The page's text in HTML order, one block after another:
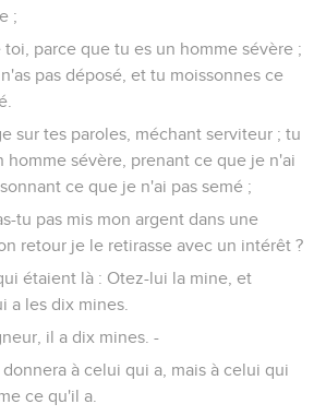
;
toi, parce que tu es un homme sévère ;
pas déposé, et tu moissonnes ce
sur tes paroles, méchant serviteur ; tu
homme sévère, prenant ce que je n'ai
ce que je n'ai pas semé ;
tu pas mis mon argent dans une
retour je le retirasse avec un intérêt ?
étaient là : Otez-lui la mine, et
a les dix mines.
il a dix mines. -
à celui qui a, mais à celui qui
ce qu'il a.